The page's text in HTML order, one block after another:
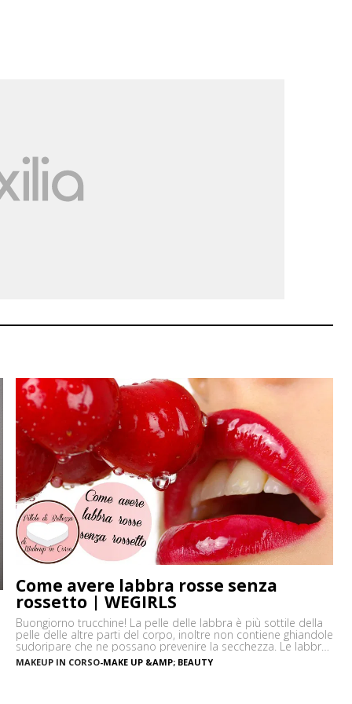
Come avere labbra rosse senza
rossetto | WEGIRLS
Buongiorno trucchine! La pelle delle labbra è più sottile della
pelle delle altre parti del corpo, inoltre non contiene ghiandole
sudoripare che ne possano prevenire la secchezza. Le labbra
sono sensibili alle aggressioni ambientali e spesso possono
diventare scure o sbiadite soprattutto a causa
MAKEUP IN CORSO-MAKE UP &AMP; BEAUTY